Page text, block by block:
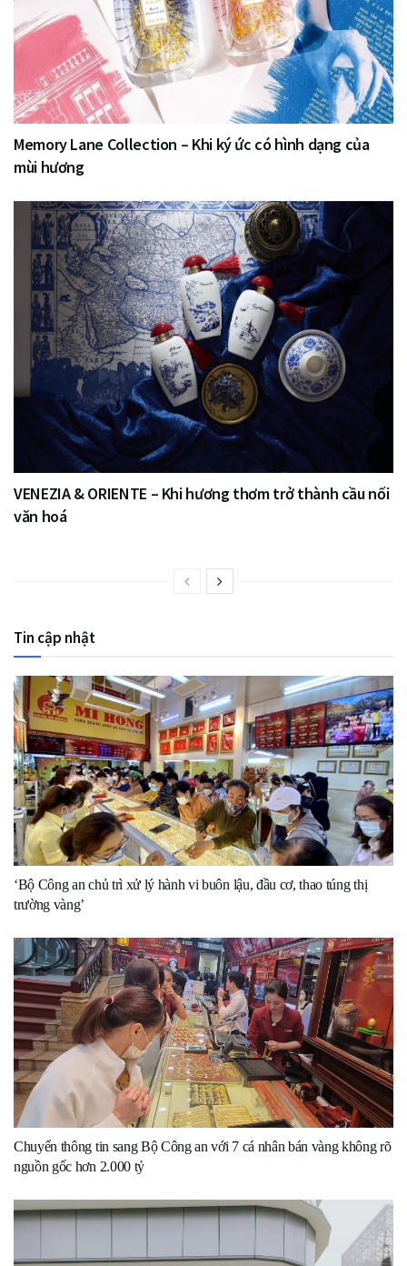
Memory Lane Collection – Khi ký ức có hình dạng của
mùi hương
VENEZIA & ORIENTE – Khi hương thơm trở thành cầu nối
văn hoá
Tin cập nhật
‘Bộ Công an chủ trì xử lý hành vi buôn lậu, đầu cơ, thao túng thị
trường vàng’
Chuyển thông tin sang Bộ Công an với 7 cá nhân bán vàng không rõ
nguồn gốc hơn 2.000 tỷ